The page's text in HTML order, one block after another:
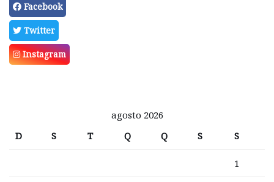
Facebook
Twitter
Instagram
agosto 2026
D
S T Q Q S S
1